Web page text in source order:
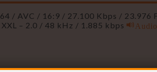
/ AVC / 16:9 / 27.100 Kbps / 23.976
XXL – 2.0 / 48 kHz / 1.885 kbps